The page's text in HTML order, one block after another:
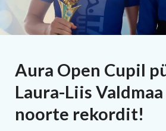
Aura Open Cupil
Laura-Liis
noorte rekordit!